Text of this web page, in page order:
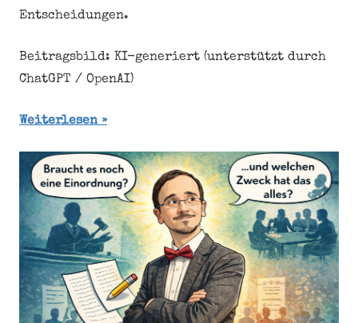
Entscheidungen.
Beitragsbild: KI-generiert (unterstützt durch
ChatGPT / OpenAI)
Weiterlesen